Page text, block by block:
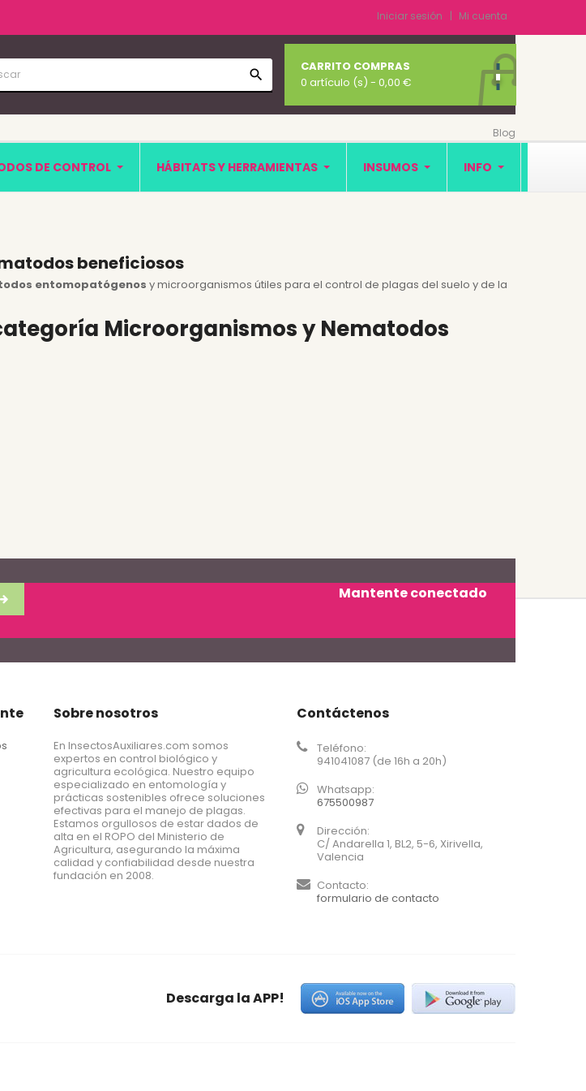
Iniciar sesión Mi cuenta
search
CARRITO COMPRAS
0 artículo (s) - 0,00 €
Blog
DE CONTROL HÁBITATS Y HERRAMIENTAS INSUMOS INFO
beneficiosos
entomopatógenos y microorganismos útiles para el control de plagas del suelo y de la
Microorganismos y Nematodos
Mantente conectado
Sobre nosotros
En InsectosAuxiliares.com somos
expertos en control biológico y
agricultura ecológica. Nuestro equipo
especializado en entomología y
prácticas sostenibles ofrece soluciones
efectivas para el manejo de plagas.
Estamos orgullosos de estar dados de
alta en el ROPO del Ministerio de
Agricultura, asegurando la máxima
calidad y confiabilidad desde nuestra
fundación en 2008.
Contáctenos
Teléfono:
941041087 (de 16h a 20h)
Whatsapp:
675500987
Dirección:
C/ Andarella 1, BL2, 5-6, Xirivella,
Valencia
Contacto:
formulario de contacto
Descarga la APP!